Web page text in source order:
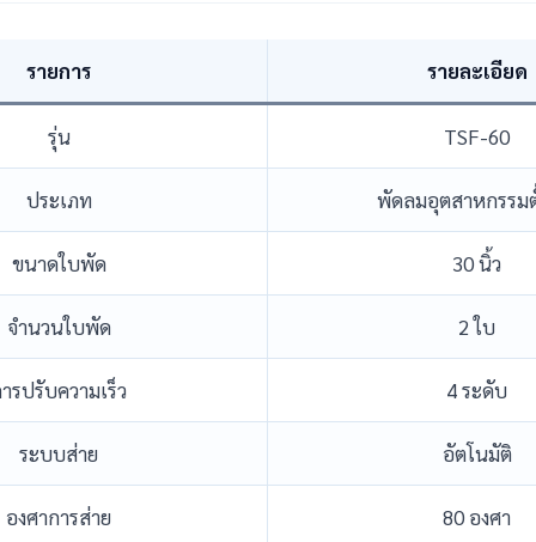
รายการ รายละเอียด
รุ่น TSF-60
ประเภท พัดลมอุตสาหกรรม
ขนาดใบพัด 30 นิ้ว
จำนวนใบพัด 2 ใบ
รปรับความเร็ว 4 ระดับ
ระบบส่าย อัตโนมัติ
องศาการส่าย 80 องศา